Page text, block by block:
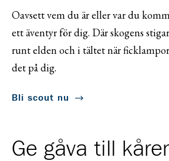
Oavsett vem du är eller var du
ett äventyr för dig. Där skogens
runt elden och i tältet när
det på dig.
Bli scout nu
Ge gåva till